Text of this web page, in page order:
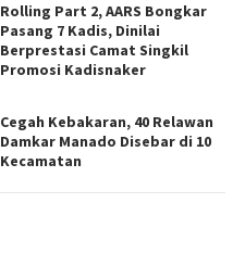
Rolling Part 2, AARS Bongkar
Pasang 7 Kadis, Dinilai
Berprestasi Camat Singkil
Promosi Kadisnaker
Cegah Kebakaran, 40 Relawan
Damkar Manado Disebar di 10
Kecamatan